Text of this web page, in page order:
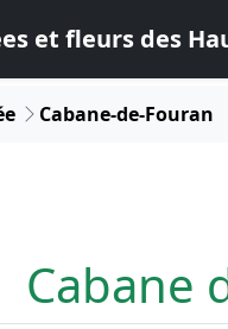
et fleurs des
Cabane-de-Fouran
Cabane